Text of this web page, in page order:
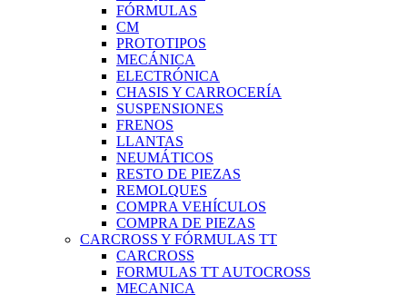
FÓRMULAS
CM
PROTOTIPOS
MECÁNICA
ELECTRÓNICA
CHASIS Y CARROCERÍA
SUSPENSIONES
FRENOS
LLANTAS
NEUMÁTICOS
RESTO DE PIEZAS
REMOLQUES
COMPRA VEHÍCULOS
COMPRA DE PIEZAS
CARCROSS Y FÓRMULAS TT
CARCROSS
FORMULAS TT AUTOCROSS
MECANICA